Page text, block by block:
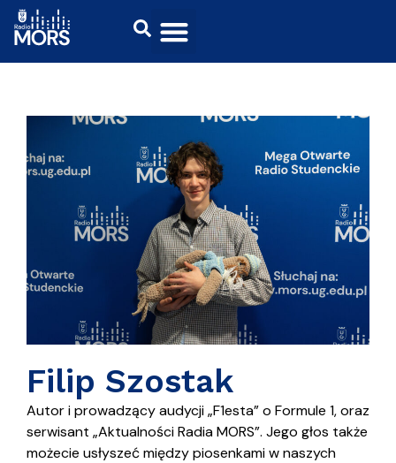
Filip Szostak
Autor i prowadzący audycji „F1esta” o Formule 1, oraz
serwisant „Aktualności Radia MORS”. Jego głos także
możecie usłyszeć między piosenkami w naszych